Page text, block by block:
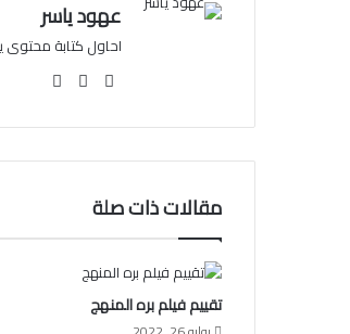
عهود ياسر
احاول كتابة محتوى
فيسبوكانستقرام
مقالات ذات صلة
تقييم فيلم بره المنهج